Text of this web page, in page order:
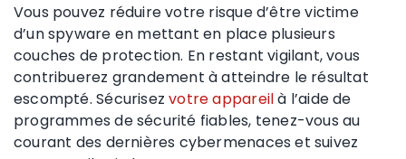
Vous pouvez réduire votre risque d’être victime
d’un spyware en mettant en place plusieurs
couches de protection. En restant vigilant, vous
contribuerez grandement à atteindre le résultat
escompté. Sécurisezvotre appareilà l’aide de
programmes de sécurité fiables, tenez-vous au
courant des dernières cybermenaces et suivez